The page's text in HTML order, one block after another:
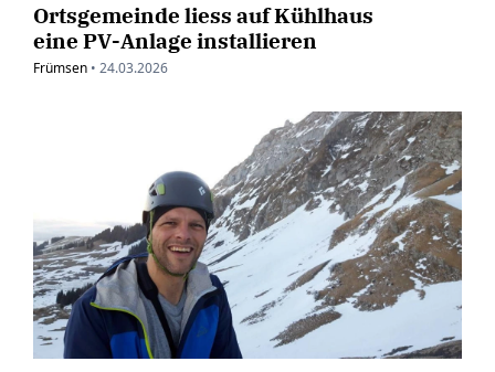
Ortsgemeinde liess auf Kühlhaus
eine PV-Anlage installieren
Frümsen • 24.03.2026